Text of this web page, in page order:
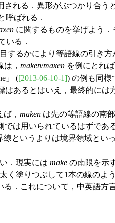
れる．異形がぶつかり合う
呼ばれる．
に関するものを挙げよう
いる．
るかにより等語線の引き方
， maken/maxen を例にとれ
」 ([2013-06-10-1]) の例も同様
はあるとはいえ，最終的には
， maken は先の等語線の南
では用いられているはずであ
というよりは境界領域とい
．現実には make の南限を示
塗りつぶして1本の線のよ
．これについて，中英語方